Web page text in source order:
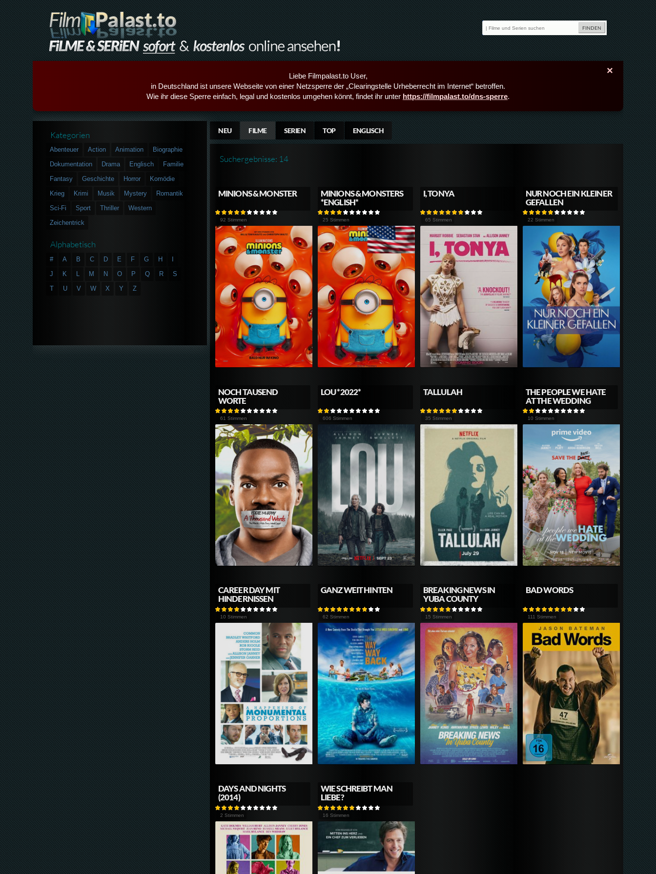
×
Liebe Filmpalast.to User,
in Deutschland ist unsere Webseite von einer Netzsperre der „Clearingstelle Urheberrecht im Internet“ betroffen.
Wie ihr diese Sperre einfach, legal und kostenlos umgehen könnt, findet ihr unter https://filmpalast.to/dns-sperre.
NEU FILME SERIEN TOP ENGLISCH
Suchergebnisse: 14
MINIONS & MONSTER
92 Stimmen
MINIONS & MONSTERS
*ENGLISH*
25 Stimmen
I, TONYA
65 Stimmen
NUR NOCH EIN KLEINER
GEFALLEN
22 Stimmen
NOCH TAUSEND
WORTE
61 Stimmen
LOU *2022*
606 Stimmen
TALLULAH
35 Stimmen
THE PEOPLE WE HATE
AT THE WEDDING
10 Stimmen
CAREER DAY MIT
HINDERNISSEN
10 Stimmen
GANZ WEIT HINTEN
62 Stimmen
BREAKING NEWS IN
YUBA COUNTY
15 Stimmen
BAD WORDS
111 Stimmen
DAYS AND NIGHTS
(2014)
2 Stimmen
WIE SCHREIBT MAN
LIEBE?
16 Stimmen
Kategorien
Abenteuer Action Animation
Biographie
Dokumentation
Drama Englisch
Familie
Fantasy
Geschichte Horror
Komödie
Krieg
Krimi Musik Mystery
Romantik
Sci-Fi
Sport Thriller
Western
Zeichentrick
Alphabetisch
# A B C D E F G H
J
K L M N O P Q R
S
T
U V W X Y Z